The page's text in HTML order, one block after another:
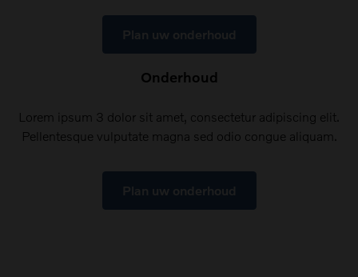
Plan uw onderhoud
Onderhoud
Lorem ipsum 3 dolor sit amet, consectetur adipiscing elit.
Pellentesque vulputate magna sed odio congue aliquam.
Plan uw onderhoud